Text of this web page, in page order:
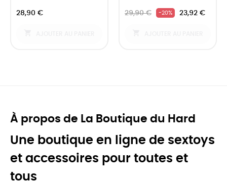
28,90 € 29,90 € -20% 23,92 €
À propos de La Boutique du Hard
Une boutique en ligne de sextoys
et accessoires pour toutes et
tous